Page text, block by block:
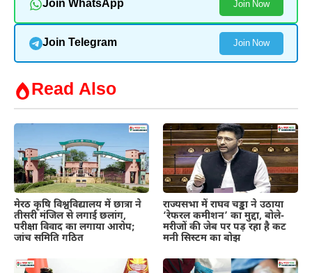
Join WhatsApp Join Now
Join Telegram Join Now
Read Also
मेरठ कृषि विश्वविद्यालय में छात्रा ने
तीसरी मंजिल से लगाई छलांग,
परीक्षा विवाद का लगाया आरोप;
जांच समिति गठित
राज्यसभा में राघव चड्ढा ने उठाया
‘रेफरल कमीशन’ का मुद्दा, बोले-
मरीजों की जेब पर पड़ रहा है कट
मनी सिस्टम का बोझ